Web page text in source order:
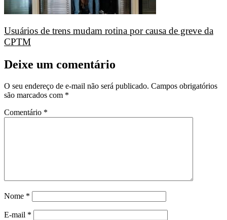
Usuários de trens mudam rotina por causa de greve da
CPTM
Deixe um comentário
O seu endereço de e-mail não será publicado. Campos obrigatórios
são marcados com *
Comentário *
Nome *
E-mail *